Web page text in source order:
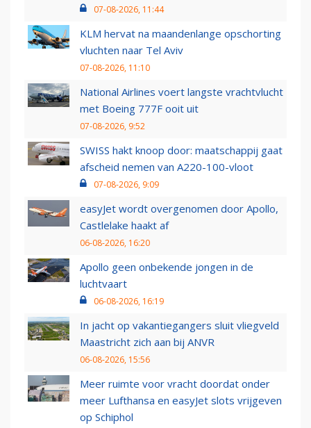
07-08-2026, 11:44
KLM hervat na maandenlange opschorting
vluchten naar Tel Aviv
07-08-2026, 11:10
National Airlines voert langste vrachtvlucht
met Boeing 777F ooit uit
07-08-2026, 9:52
SWISS hakt knoop door: maatschappij gaat
afscheid nemen van A220-100-vloot
07-08-2026, 9:09
easyJet wordt overgenomen door Apollo,
Castlelake haakt af
06-08-2026, 16:20
Apollo geen onbekende jongen in de
luchtvaart
06-08-2026, 16:19
In jacht op vakantiegangers sluit vliegveld
Maastricht zich aan bij ANVR
06-08-2026, 15:56
Meer ruimte voor vracht doordat onder
meer Lufthansa en easyJet slots vrijgeven
op Schiphol